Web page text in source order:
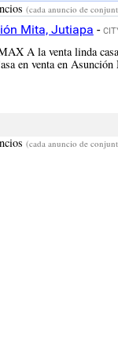
(cada anuncio de
Mita, Jutiapa -
A la venta linda
en venta en
(cada anuncio de